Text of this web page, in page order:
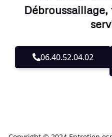
06.40.52.04.02